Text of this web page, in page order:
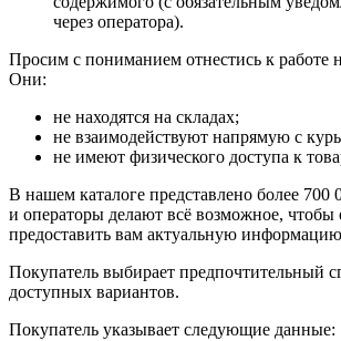
через оператора).
Просим с пониманием отнестись к работе
Они:
не находятся на складах;
не взаимодействуют напрямую с
не имеют физического доступа к
В нашем каталоге представлено более 700
и операторы делают всё возможное, чтобы
предоставить вам актуальную
Покупатель выбирает предпочтительный
доступных вариантов.
Покупатель указывает следующие данные: